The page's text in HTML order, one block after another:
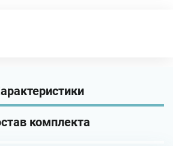
комплекта